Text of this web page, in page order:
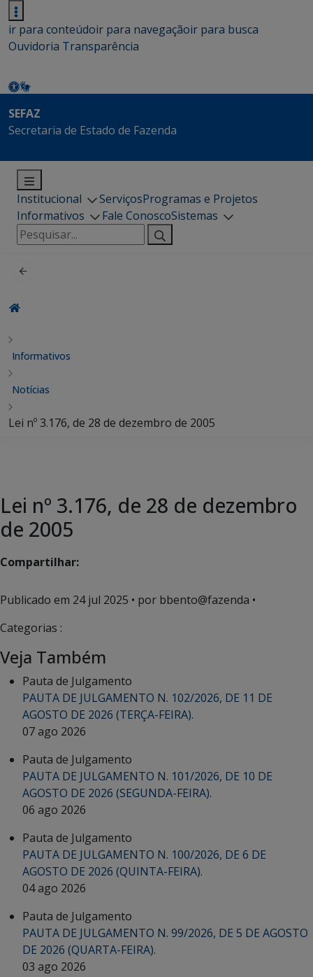
ir para conteúdoir para navegaçãoir para busca
Ouvidoria Transparência
SEFAZ
Secretaria de Estado de Fazenda
Institucional ServiçosProgramas e Projetos
Informativos
Fale ConoscoSistemas
Pesquisar
por:
Informativos
Notícias
Lei nº 3.176, de 28 de dezembro de 2005
Lei nº 3.176, de 28 de dezembro
de 2005
Compartilhar:
Publicado em 24 jul 2025 • por bbento@fazenda •
Categorias :
Veja Também
Pauta de Julgamento
PAUTA DE JULGAMENTO N. 102/2026, DE 11 DE
AGOSTO DE 2026 (TERÇA-FEIRA).
07 ago 2026
Pauta de Julgamento
PAUTA DE JULGAMENTO N. 101/2026, DE 10 DE
AGOSTO DE 2026 (SEGUNDA-FEIRA).
06 ago 2026
Pauta de Julgamento
PAUTA DE JULGAMENTO N. 100/2026, DE 6 DE
AGOSTO DE 2026 (QUINTA-FEIRA).
04 ago 2026
Pauta de Julgamento
PAUTA DE JULGAMENTO N. 99/2026, DE 5 DE AGOSTO
DE 2026 (QUARTA-FEIRA).
03 ago 2026